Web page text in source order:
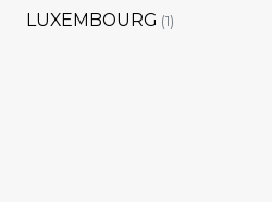
LUXEMBOURG (1)